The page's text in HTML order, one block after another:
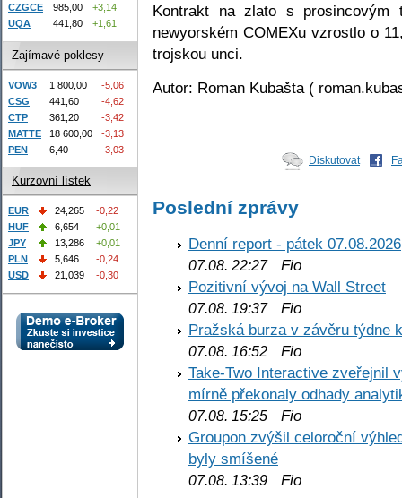
Kontrakt na zlato s prosincovým
newyorském COMEXu vzrostlo o
trojskou unci.
Autor: Roman Kubašta (
Diskutovat
Poslední zprávy
Denní report - pátek 07.08.2026
07.08. 22:27Fio
Pozitivní vývoj na Wall Street
07.08. 19:37Fio
Pražská burza v závěru týdne
07.08. 16:52 Fio
Take-Two Interactive zveřejnil
mírně překonaly odhady
07.08. 15:25 Fio
Groupon zvýšil celoroční
byly smíšené
07.08. 13:39 Fio
CZGCE
985,00
+3,14
UQA
441,80 +1,61
Zajímavé poklesy
VOW3 1 800,00
-5,06
CSG
441,60
-4,62
CTP
361,20
-3,42
MATTE
18 600,00
-3,13
PEN
6,40 -3,03
Kurzovní lístek
EUR 24,265
-0,22
HUF
6,654
+0,01
JPY
13,286
+0,01
PLN
5,646
-0,24
USD
21,039 -0,30